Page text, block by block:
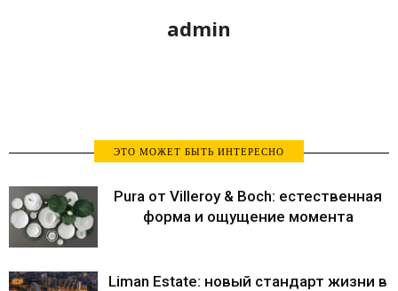
admin
ЭТО МОЖЕТ БЫТЬ ИНТЕРЕСНО
Pura от Villeroy & Boch: естественная
форма и ощущение момента
Liman Estate: новый стандарт жизни в